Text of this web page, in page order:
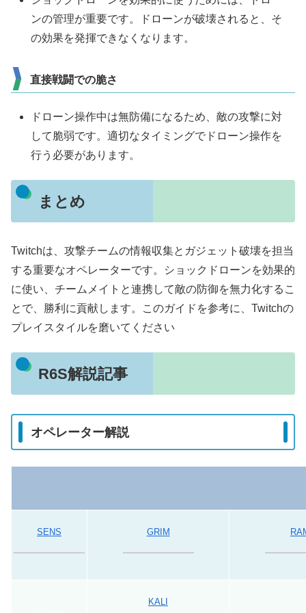
ンの管理が重要です。ドローンが破壊されると、そ
の効果を発揮できなくなります。
直接戦闘での脆さ
ドローン操作中は無防備になるため、敵の攻撃に対
して脆弱です。適切なタイミングでドローン操作を
行う必要があります。
まとめ
Twitchは、攻撃チームの情報収集とガジェット破壊を担当
する重要なオペレーターです。ショックドローンを効果的
に使い、チームメイトと連携して敵の防御を無力化するこ
とで、勝利に貢献します。このガイドを参考に、Twitchの
プレイスタイルを磨いてください
R6S解説記事
オペレーター解説
SENS GRIM
KALI